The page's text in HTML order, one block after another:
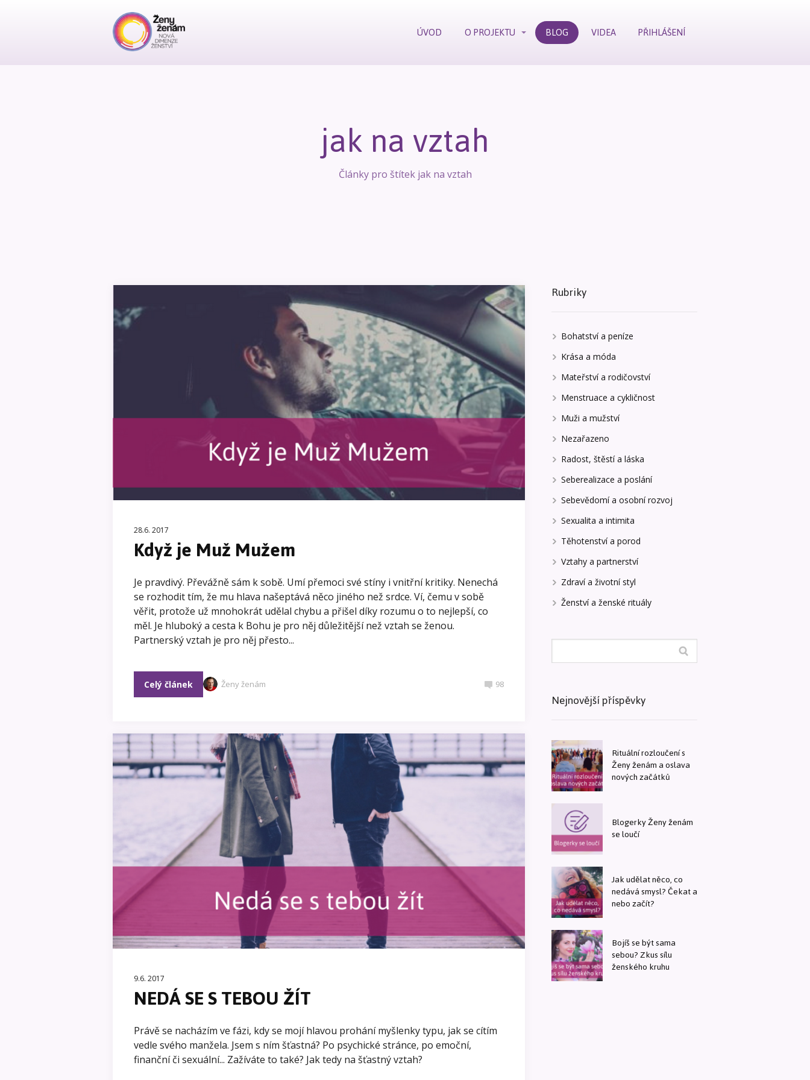
ÚVOD O PROJEKTU BLOG VIDEA PŘIHLÁŠENÍ
jak na vztah
Články pro štítek jak na vztah
28.6. 2017
Když je Muž Mužem
Je pravdivý. Převážně sám k sobě. Umí přemoci své stíny i vnitřní kritiky. Nenechá
se rozhodit tím, že mu hlava našeptává něco jiného než srdce. Ví, čemu v sobě
věřit, protože už mnohokrát udělal chybu a přišel díky rozumu o to nejlepší, co
měl. Je hluboký a cesta k Bohu je pro něj důležitější než vztah se ženou.
Partnerský vztah je pro něj přesto...
Celý článek Ženy ženám 98
9.6. 2017
NEDÁ SE S TEBOU ŽÍT
Právě se nacházím ve fázi, kdy se mojí hlavou prohání myšlenky typu, jak se cítím
vedle svého manžela. Jsem s ním šťastná? Po psychické stránce, po emoční,
finanční či sexuální... Zažíváte to také? Jak tedy na šťastný vztah?
Rubriky
Bohatství a peníze
Krása a móda
Mateřství a rodičovství
Menstruace a cykličnost
Muži a mužství
Nezařazeno
Radost, štěstí a láska
Seberealizace a poslání
Sebevědomí a osobní rozvoj
Sexualita a intimita
Těhotenství a porod
Vztahy a partnerství
Zdraví a životní styl
Ženství a ženské rituály
Nejnovější příspěvky
Rituální rozloučení s
Ženy ženám a oslava
nových začátků
Blogerky Ženy ženám
se loučí
Jak udělat něco, co
nedává smysl? Čekat a
nebo začít?
Bojíš se být sama
sebou? Zkus sílu
ženského kruhu